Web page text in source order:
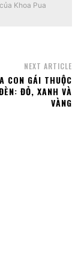
Khoa Pua
NEXT ARTICLE
CON GÁI THUỘC
ĐỎ, XANH VÀ
VÀNG